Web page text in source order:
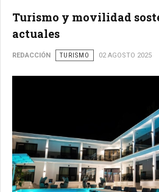
Turismo y movilidad
actuales
REDACCIÓN TURISMO 02 AGOSTO 2025